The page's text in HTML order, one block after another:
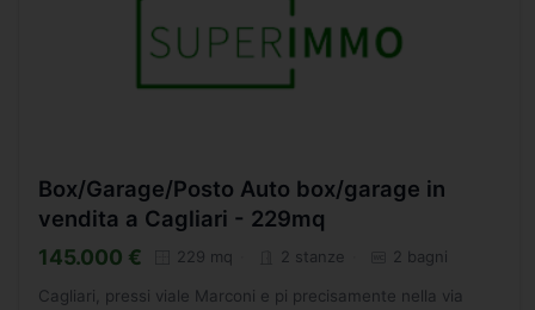
Box/Garage/Posto Auto box/garage in
vendita a Cagliari - 229mq
145.000 € 229 mq 2 stanze 2 bagni
Cagliari, pressi viale Marconi e pi precisamente nella via